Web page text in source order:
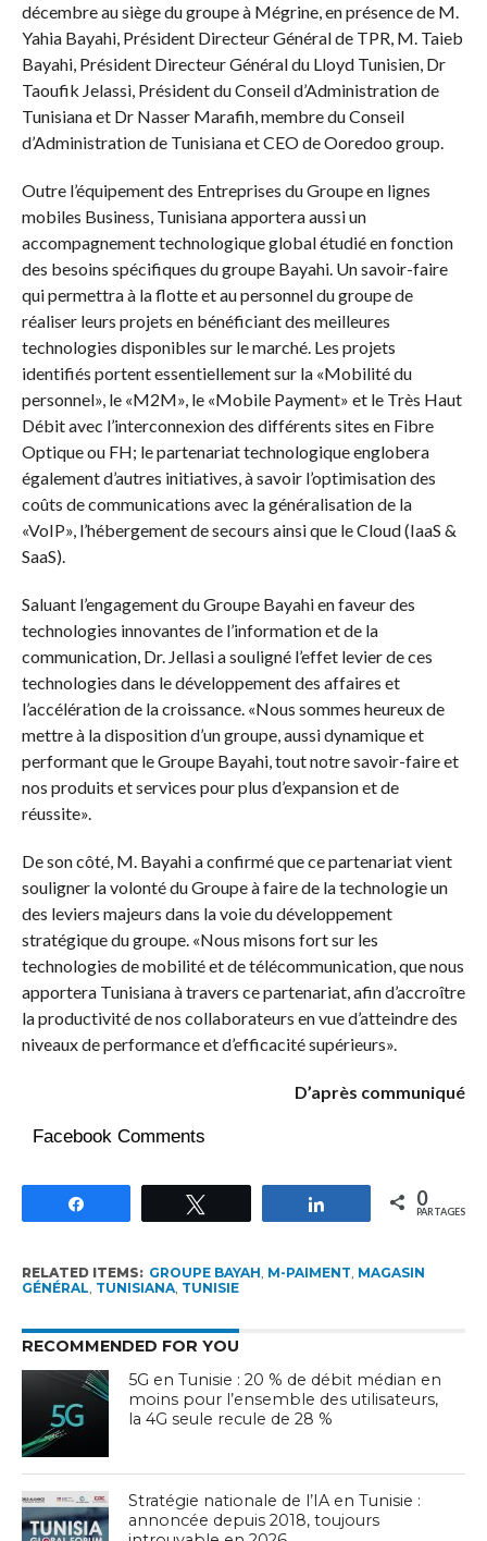
décembre au siège du groupe à Mégrine, en présence de M.
Yahia Bayahi, Président Directeur Général de TPR, M. Taieb
Bayahi, Président Directeur Général du Lloyd Tunisien, Dr
Taoufik Jelassi, Président du Conseil d’Administration de
Tunisiana et Dr Nasser Marafih, membre du Conseil
d’Administration de Tunisiana et CEO de Ooredoo group.
Outre l’équipement des Entreprises du Groupe en lignes
mobiles Business, Tunisiana apportera aussi un
accompagnement technologique global étudié en fonction
des besoins spécifiques du groupe Bayahi. Un savoir-faire
qui permettra à la flotte et au personnel du groupe de
réaliser leurs projets en bénéficiant des meilleures
technologies disponibles sur le marché. Les projets
identifiés portent essentiellement sur la «Mobilité du
personnel», le «M2M», le «Mobile Payment» et le Très Haut
Débit avec l’interconnexion des différents sites en Fibre
Optique ou FH; le partenariat technologique englobera
également d’autres initiatives, à savoir l’optimisation des
coûts de communications avec la généralisation de la
«VoIP», l’hébergement de secours ainsi que le Cloud (IaaS &
SaaS).
Saluant l’engagement du Groupe Bayahi en faveur des
technologies innovantes de l’information et de la
communication, Dr. Jellasi a souligné l’effet levier de ces
technologies dans le développement des affaires et
l’accélération de la croissance. «Nous sommes heureux de
mettre à la disposition d’un groupe, aussi dynamique et
performant que le Groupe Bayahi, tout notre savoir-faire et
nos produits et services pour plus d’expansion et de
réussite».
De son côté, M. Bayahi a confirmé que ce partenariat vient
souligner la volonté du Groupe à faire de la technologie un
des leviers majeurs dans la voie du développement
stratégique du groupe. «Nous misons fort sur les
technologies de mobilité et de télécommunication, que nous
apportera Tunisiana à travers ce partenariat, afin d’accroître
la productivité de nos collaborateurs en vue d’atteindre des
niveaux de performance et d’efficacité supérieurs».
D’après communiqué
Facebook Comments
Partagez 0
PARTAGES
RELATED ITEMS: GROUPE BAYAH, M-PAIMENT, MAGASIN
GÉNÉRAL, TUNISIANA, TUNISIE
RECOMMENDED FOR YOU
5G en Tunisie : 20 % de débit médian en
moins pour l’ensemble des utilisateurs,
la 4G seule recule de 28 %
Stratégie nationale de l’IA en Tunisie :
annoncée depuis 2018, toujours